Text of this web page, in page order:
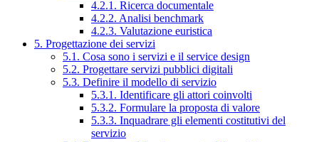
4.2.1. Ricerca documentale
4.2.2. Analisi benchmark
4.2.3. Valutazione euristica
5. Progettazione dei servizi
5.1. Cosa sono i servizi e il service design
5.2. Progettare servizi pubblici digitali
5.3. Definire il modello di servizio
5.3.1. Identificare gli attori coinvolti
5.3.2. Formulare la proposta di valore
5.3.3. Inquadrare gli elementi costitutivi del
servizio